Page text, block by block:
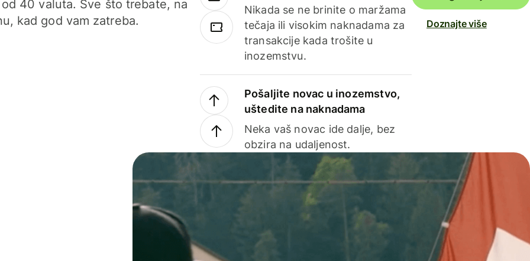
40 valuta. Sve što trebate, na
kad god vam zatreba.
Nikada se ne brinite o maržama
tečaja ili visokim naknadama za
transakcije kada trošite u
inozemstvu.
Pošaljite novac u inozemstvo,
uštedite na naknadama
Neka vaš novac ide dalje, bez
obzira na udaljenost.
Doznajte više